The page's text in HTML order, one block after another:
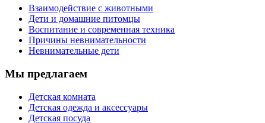
Взаимодействие с животными
Дети и домашние питомцы
Воспитание и современная техника
Причины невнимательности
Невнимательные дети
Мы предлагаем
Детская комната
Детская одежда и аксессуары
Детская посуда